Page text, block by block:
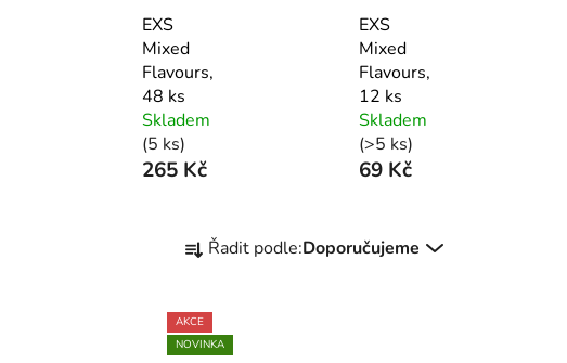
EXS
Mixed
Flavours,
48 ks
Skladem
(5 ks)
265 Kč
EXS
Mixed
Flavours,
12 ks
Skladem
(>5 ks)
69 Kč
a
e
n
Řadit podle:Doporučujeme
AKCE
NOVINKA